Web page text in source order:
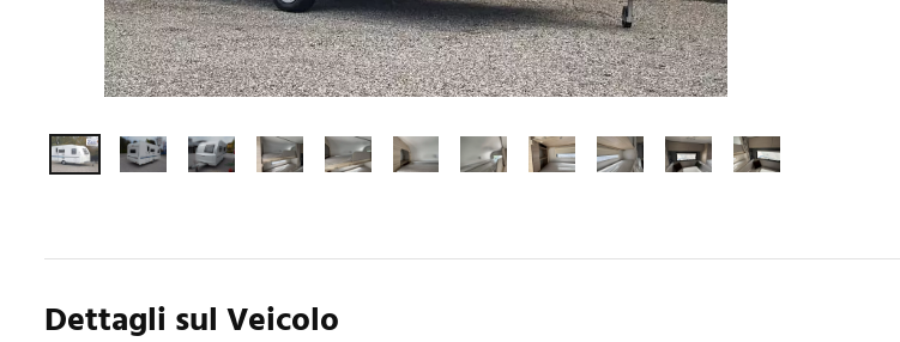
Dettagli sul Veicolo